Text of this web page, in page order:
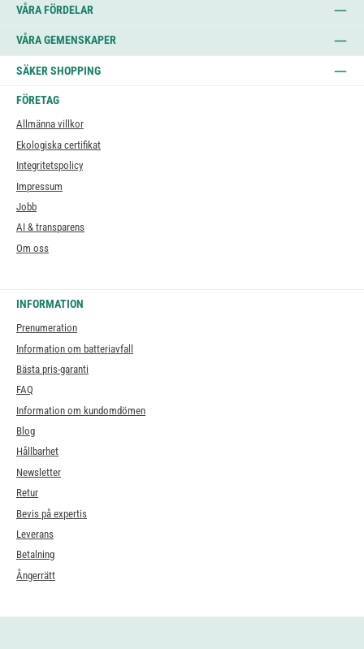
VÅRA FÖRDELAR
VÅRA GEMENSKAPER
SÄKER SHOPPING
FÖRETAG
Allmänna villkor
Ekologiska certifikat
Integritetspolicy
Impressum
Jobb
AI & transparens
Om oss
INFORMATION
Prenumeration
Information om batteriavfall
Bästa pris-garanti
FAQ
Information om kundomdömen
Blog
Hållbarhet
Newsletter
Retur
Bevis på expertis
Leverans
Betalning
Ångerrätt